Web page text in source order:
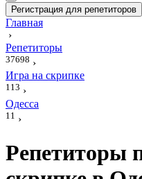
Регистрация для репетиторов
Главная
›
Репетиторы
37698 ›
Игра на скрипке
113 ›
Одесса
11 ›
Репетиторы